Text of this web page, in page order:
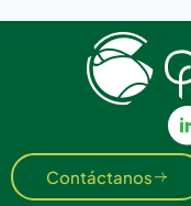
Contáctanos